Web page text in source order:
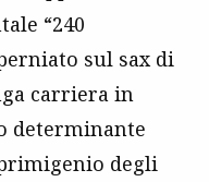
“240
sul sax di
carriera in
determinante
degli